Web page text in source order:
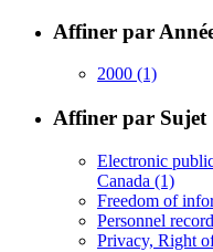
Affiner par
2000 (1)
Affiner par Sujet
Electronic
Canada (1)
Freedom of
Personnel
Privacy, Right